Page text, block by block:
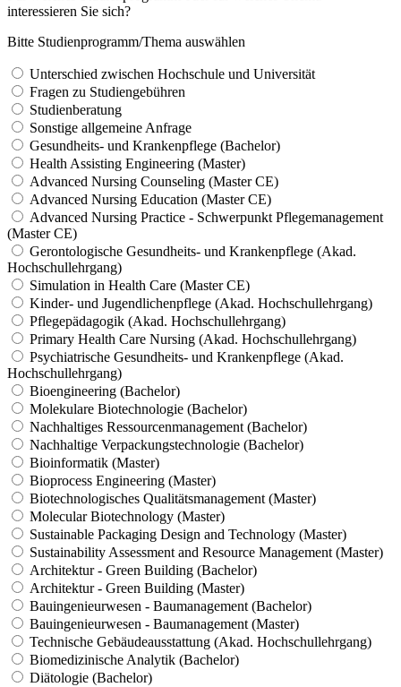
interessieren Sie sich?
Bitte Studienprogramm/Thema auswählen
Unterschied zwischen Hochschule und Universität
Fragen zu Studiengebühren
Studienberatung
Sonstige allgemeine Anfrage
Gesundheits- und Krankenpflege (Bachelor)
Health Assisting Engineering (Master)
Advanced Nursing Counseling (Master CE)
Advanced Nursing Education (Master CE)
Advanced Nursing Practice - Schwerpunkt Pflegemanagement
(Master CE)
Gerontologische Gesundheits- und Krankenpflege (Akad.
Hochschullehrgang)
Simulation in Health Care (Master CE)
Kinder- und Jugendlichenpflege (Akad. Hochschullehrgang)
Pflegepädagogik (Akad. Hochschullehrgang)
Primary Health Care Nursing (Akad. Hochschullehrgang)
Psychiatrische Gesundheits- und Krankenpflege (Akad.
Hochschullehrgang)
Bioengineering (Bachelor)
Molekulare Biotechnologie (Bachelor)
Nachhaltiges Ressourcenmanagement (Bachelor)
Nachhaltige Verpackungstechnologie (Bachelor)
Bioinformatik (Master)
Bioprocess Engineering (Master)
Biotechnologisches Qualitätsmanagement (Master)
Molecular Biotechnology (Master)
Sustainable Packaging Design and Technology (Master)
Sustainability Assessment and Resource Management (Master)
Architektur - Green Building (Bachelor)
Architektur - Green Building (Master)
Bauingenieurwesen - Baumanagement (Bachelor)
Bauingenieurwesen - Baumanagement (Master)
Technische Gebäudeausstattung (Akad. Hochschullehrgang)
Biomedizinische Analytik (Bachelor)
Diätologie (Bachelor)